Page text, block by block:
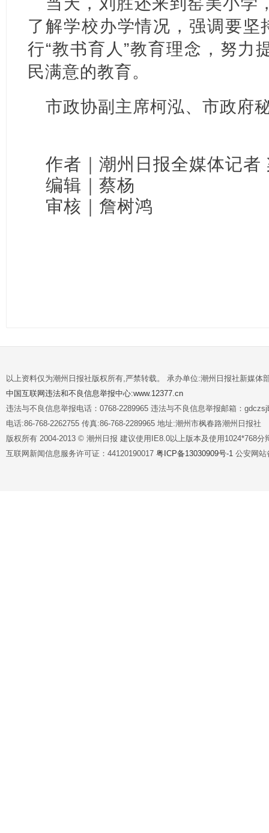
了解学校办学情况，强调要坚
行“教书育人”教育理念，努力
民满意的教育。
市政协副主席柯泓、市政府
作者｜潮州日报全媒体记者
编辑｜蔡杨
审核｜詹树鸿
以上资料仅为潮州日报社版权所有,严禁转载。 承办单位:潮州日报社新媒体
中国互联网违法和不良信息举报中心:www.12377.cn
违法与不良信息举报电话：0768-2289965 违法与不良信息举报邮箱：
电话:86-768-2262755 传真:86-768-2289965 地址:潮州市枫春路潮州日报社
版权所有 2004-2013 © 潮州日报 建议使用IE8.0以上版本及使用1024*768分
互联网新闻信息服务许可证：44120190017 粤ICP备13030909号-1 公安网站